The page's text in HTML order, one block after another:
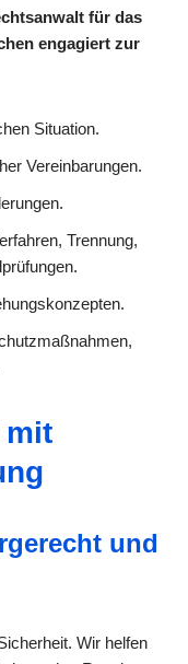
für das
engagiert zur
Situation.
Vereinbarungen.
Trennung,
mit
und
Wir helfen